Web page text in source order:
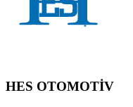
HES OTOMOTİV